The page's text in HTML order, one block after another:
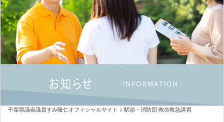
千葉県議会議員すみ隆仁オフィシャルサイト > 駅頭・消防団 救命救急講習